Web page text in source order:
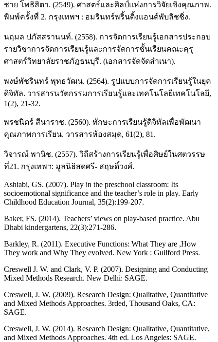
ชาย โพธิสิตา. (2549). ศาสตร์และศิลป์แห่งการวิจัยเชิงคุณภาพ.
พิมพ์ครั้งที่ 2. กรุงเทพฯ : อมรินทร์พริ้นติ้งแอนด์พับลิชชิ่ง.
นฤมล ปภัสสรานนท์. (2558). การจัดการเรียนรู้เอกสารประกอบ
รายวิชาการจัดการเรียนรู้และการจัดการชั้นเรียนคณะคุรุ
ศาสตร์วิทยาลัยราชภัฎธนบุรี. (เอกสารจัดจัดสำเนา).
พงษ์พัชรินทร์ พุทธวัฒน. (2564). รูปแบบการจัดการเรียนรู้ในยุค
ดิจิทัล. วารสารนวัตกรรมการเรียนรู้และเทคโนโลยีเทคโนโลยี,
1(2), 21-32.
พรชนิตร์ สีนาราช. (2560). ทักษะการเรียนรู้ดิจิทัลเพื่อพัฒนา
คุณภาพการเรียน. วารสารห้องสมุด, 61(2), 81.
วิจารณ์ พานิช. (2557). วิถีสร้างการเรียนรู้เพื่อศิษย์ในศตวรรษ
ที่21. กรุงเทพฯ: มูลนิธิสดศรี- สฤษดิ์วงศ์.
Ashiabi, GS. (2007). Play in the preschool classroom: Its
socioemotional significance and the teacher’s role in play. Early
Childhood Education Journal, 35(2):199-207.
Baker, FS. (2014). Teachers’ views on play-based practice. Abu
Dhabi kindergartens, 22(3):271-286.
Barkley, R. (2011). Executive Functions: What They are ,How
They work and Why They evolved. New York : Guilford Press.
Creswell J. W. and Clark, V. P. (2007). Designing and Conducting
Mixed Methods Research. New Delhi: SAGE.
Creswell, J. W. (2009). Research Design: Qualitative, Quantitative
and Mixed Methods Approaches. 3rded, Thousand Oaks, CA:
SAGE.
Creswell, J. W. (2014). Research Design: Qualitative, Quantitative,
and Mixed Methods Approaches. 4th ed. Los Angeles: SAGE.